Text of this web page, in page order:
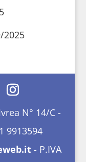
2025
N° 14/C -
9913594
- P.IVA